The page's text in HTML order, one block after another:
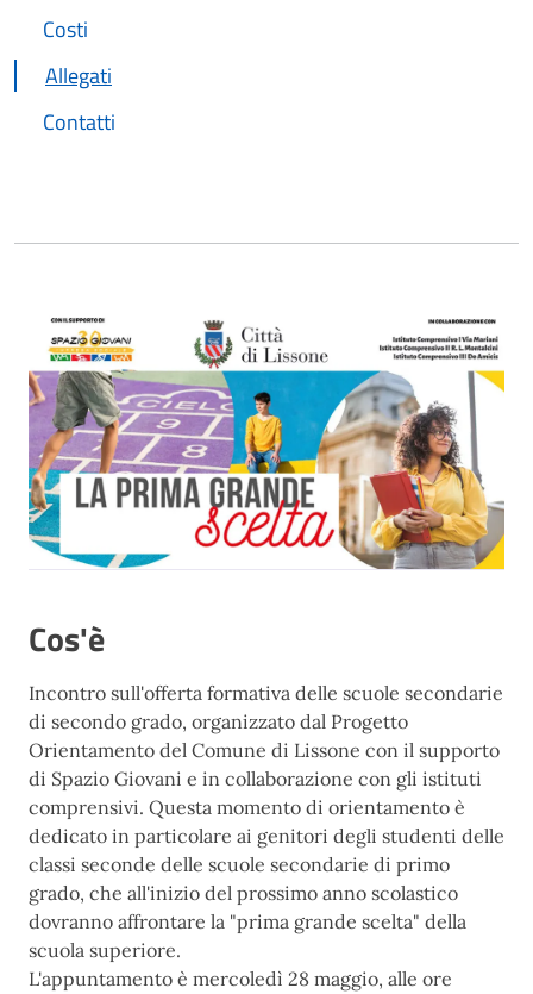
Costi
Allegati
Contatti
Cos'è
Incontro sull'offerta formativa delle scuole secondarie
di secondo grado, organizzato dal Progetto
Orientamento del Comune di Lissone con il supporto
di Spazio Giovani e in collaborazione con gli istituti
comprensivi. Questa momento di orientamento è
dedicato in particolare ai genitori degli studenti delle
classi seconde delle scuole secondarie di primo
grado, che all'inizio del prossimo anno scolastico
dovranno affrontare la "prima grande scelta" della
scuola superiore.
L'appuntamento è mercoledì 28 maggio, alle ore